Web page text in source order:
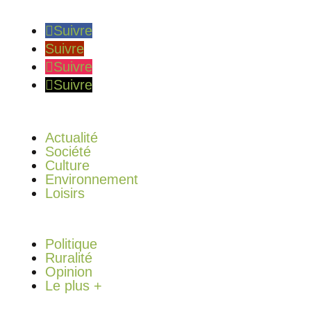
Suivre
Suivre
Suivre
Suivre
Actualité
Société
Culture
Environnement
Loisirs
Politique
Ruralité
Opinion
Le plus +